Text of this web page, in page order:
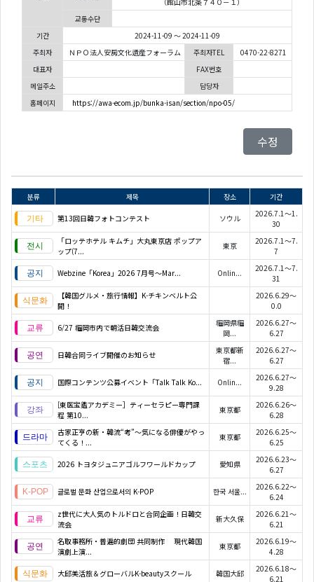
교통수단
기간
2024-11-09 ～ 2024-11-09
주최자
ＮＰＯ法人安房文化遺産フォーラム 주최자TEL
0470-22-8271
대표자
FAX번호
메일주소
담당자
홈페이지
https://awa-ecom.jp/bunka-isan/section/npo-05/
수정
분류 제목 장소 기간
第13回日韓フォトコンテスト ソウル
2026.7.1～1.
30
「ロッテホテル キムチ」大丸東京店 ポップア
ップ(7...
東京
2026.7.1～7.
7
Webzine「Korea」2026 7月号～Mar... Onlin...
2026.7.1～7.
31
【韓国グルメ・旅行情報】K-チキンベルト公
開！
2026.6.29～
0.0
6/27 福岡市内で朝活日韓交流会
福岡県福
岡...
2026.6.27～
6.27
日韓合同ライブ開催のお知らせ
東京都新
宿...
2026.6.27～
6.27
国際コンテンツ公募イベント「Talk Talk Ko... Onlin...
2026.6.27～
9.28
[東医宝鑑アカデミー］ティーセラピー専門課
程 第10...
東京都
2026.6.26～
6.28
古家正亨の新・韓流“考”～気になる俳優がやっ
てくる！...
東京都
2026.6.25～
6.25
2026 トヨタジュニアゴルフワールドカップ 愛知県
2026.6.23～
6.27
글로벌 문화 산업으로서의 K-POP 한국 서울...
2026.6.22～
6.24
z世代に大人気のトルドロと合同企画！日韓交
流会
新大久保
2026.6.21～
6.21
名取事務所・普遍的劇団 共同制作 現代韓国
演劇上演...
東京都
2026.6.19～
4.28
大邱美活旅＆グローバルK-beautyスクール 韓国大邱
2026.6.18～
6.21